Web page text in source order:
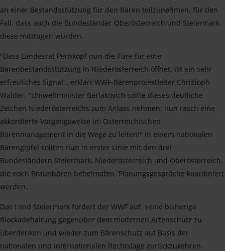
an einer Bestandsstützung für den Bären teilzunehmen, für den
Fall, dass auch die Bundesländer Oberösterreich und Steiermark
diese mittragen würden.
"Dass Landesrat Pernkopf nun die Türe für eine
Bärenbestandsstützung in Niederösterreich öffnet, ist ein sehr
erfreuliches Signal", erklärt WWF-Bärenprojektleiter Christoph
Walder. "Umweltminister Berlakovich sollte dieses deutliche
Zeichen Niederösterreichs zum Anlass nehmen, nun rasch eine
akkordierte Vorgangsweise im Österreichischen
Bärenmanagement in die Wege zu leiten!" In einem nationalen
Bärengipfel sollten nun in erster Linie mit den drei
Bundesländern Steiermark, Niederösterreich und Oberösterreich,
die noch Braunbären beheimaten, Planungsgespräche koordiniert
werden.
Das Land Steiermark fordert der WWF auf, seine bisherige
Blockadehaltung gegenüber dem modernen Artenschutz zu
überdenken und wieder zum Bärenschutz auf Basis der
nationalen und internationalen Rechtslage zurückzukehren.